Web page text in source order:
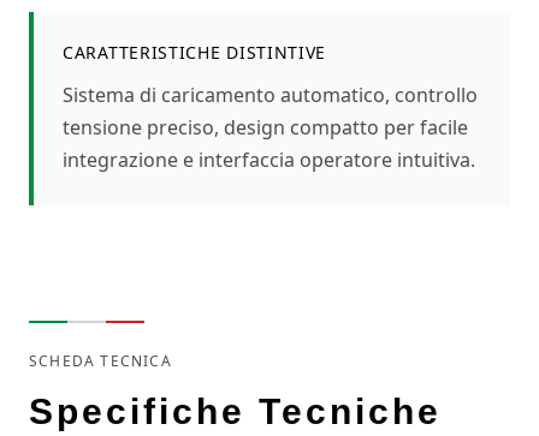
CARATTERISTICHE DISTINTIVE
Sistema di caricamento automatico, controllo
tensione preciso, design compatto per facile
integrazione e interfaccia operatore intuitiva.
SCHEDA TECNICA
Specifiche Tecniche